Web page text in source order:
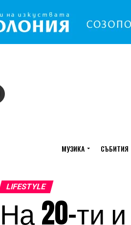
МУЗИКА СЪБИТИЯ
LIFESTYLE
На 20-ти